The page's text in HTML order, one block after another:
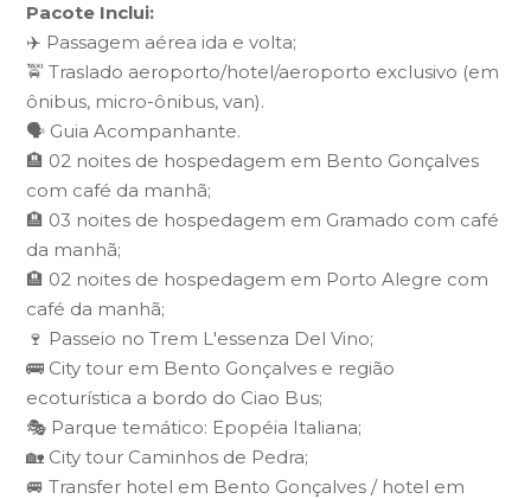
Pacote Inclui:
✈️ Passagem aérea ida e volta;
🚖 Traslado aeroporto/hotel/aeroporto exclusivo (em
ônibus, micro-ônibus, van).
🗣️ Guia Acompanhante.
🏨 02 noites de hospedagem em Bento Gonçalves
com café da manhã;
🏨 03 noites de hospedagem em Gramado com café
da manhã;
🏨 02 noites de hospedagem em Porto Alegre com
café da manhã;
🍷 Passeio no Trem L'essenza Del Vino;
🚌 City tour em Bento Gonçalves e região
ecoturística a bordo do Ciao Bus;
🎭 Parque temático: Epopéia Italiana;
🏡 City tour Caminhos de Pedra;
🚐 Transfer hotel em Bento Gonçalves / hotel em